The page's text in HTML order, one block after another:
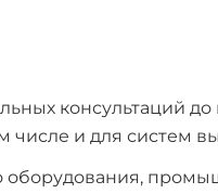
консультаций до
и для систем
оборудования,